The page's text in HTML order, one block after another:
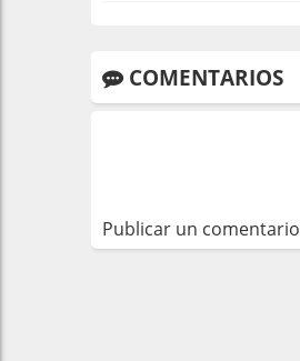
COMENTARIOS
Publicar un comentario